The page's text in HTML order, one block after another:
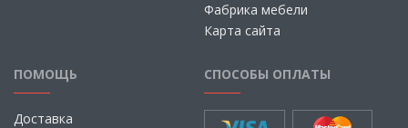
Фабрика мебели
Карта сайта
ПОМОЩЬ
Доставка
СПОСОБЫ ОПЛАТЫ